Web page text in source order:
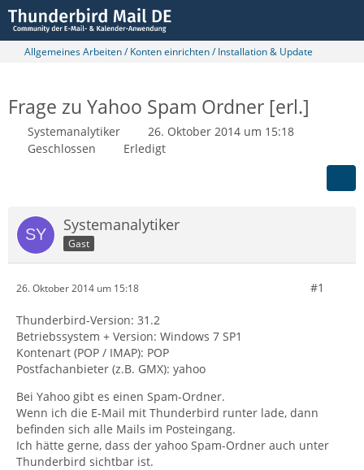
Allgemeines Arbeiten / Konten einrichten / Installation & Update
Frage zu Yahoo Spam Ordner [erl.]
Systemanalytiker
26. Oktober 2014 um 15:18
Geschlossen
Erledigt
Systemanalytiker
Gast
26. Oktober 2014 um 15:18 #1
Thunderbird-Version: 31.2
Betriebssystem + Version: Windows 7 SP1
Kontenart (POP / IMAP): POP
Postfachanbieter (z.B. GMX): yahoo
Bei Yahoo gibt es einen Spam-Ordner.
Wenn ich die E-Mail mit Thunderbird runter lade, dann
befinden sich alle Mails im Posteingang.
Ich hätte gerne, dass der yahoo Spam-Ordner auch unter
Thunderbird sichtbar ist.